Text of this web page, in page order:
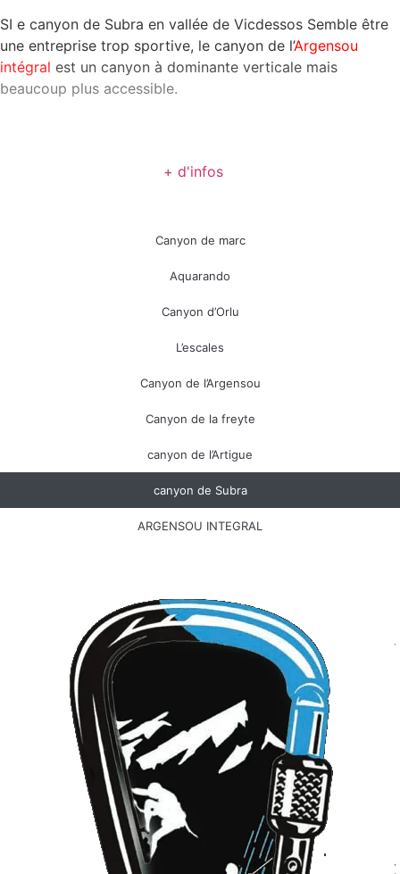
SI e canyon de Subra en vallée de Vicdessos Semble être
une entreprise trop sportive, le canyon de l’Argensou
intégral est un canyon à dominante verticale mais
beaucoup plus accessible.
+ d'infos
Canyon de marc
Aquarando
Canyon d’Orlu
L’escales
Canyon de l’Argensou
Canyon de la freyte
canyon de l’Artigue
canyon de Subra
ARGENSOU INTEGRAL